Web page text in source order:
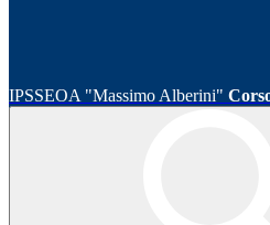
IPSSEOA "Massimo Alberini"